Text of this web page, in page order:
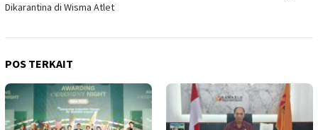
Dikarantina di Wisma Atlet
POS TERKAIT